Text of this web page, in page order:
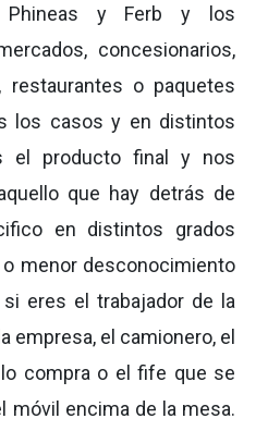
Phineas y Ferb y los
concesionarios,
restaurantes o paquetes
los casos y en distintos
el producto final y nos
que hay detrás de
en distintos grados
menor desconocimiento
eres el trabajador de la
empresa, el camionero, el
compra o el fife que se
móvil encima de la mesa.